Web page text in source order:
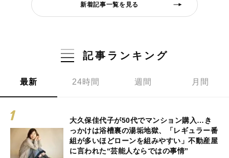
新着記事一覧を見る
記事ランキング
最新 24時間 週間 月間
大久保佳代子が50代でマンション購入…き
っかけは浴槽裏の湯垢地獄、「レギュラー番
組が多いほどローンを組みやすい」不動産屋
に言われた“芸能人ならではの事情”